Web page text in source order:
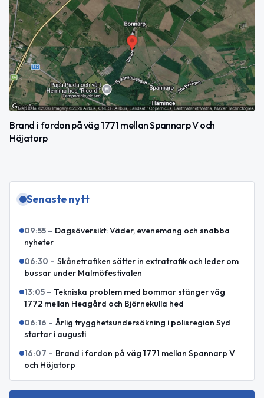
Brand i fordon på väg 1771 mellan Spannarp V och
Höjatorp
Senaste nytt
09:55 – Dagsöversikt: Väder, evenemang och snabba
nyheter
06:30 – Skånetrafiken sätter in extratrafik och leder om
bussar under Malmöfestivalen
13:05 – Tekniska problem med bommar stänger väg
1772 mellan Heagård och Björnekulla hed
06:16 – Årlig trygghetsundersökning i polisregion Syd
startar i augusti
16:07 – Brand i fordon på väg 1771 mellan Spannarp V
och Höjatorp